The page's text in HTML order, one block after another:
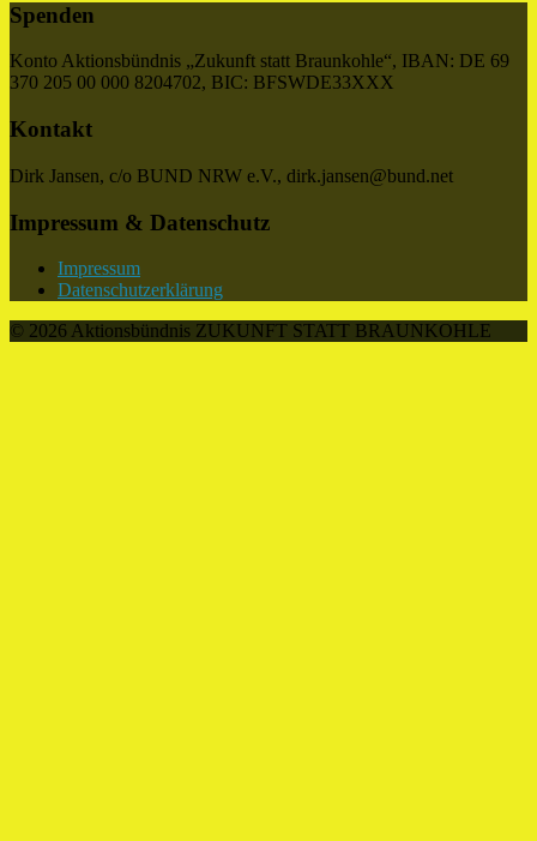
Spenden
Konto Aktionsbündnis „Zukunft statt Braunkohle“, IBAN: DE 69
370 205 00 000 8204702, BIC: BFSWDE33XXX
Kontakt
Dirk Jansen, c/o BUND NRW e.V., dirk.jansen@bund.net
Impressum & Datenschutz
Impressum
Datenschutzerklärung
© 2026 Aktionsbündnis ZUKUNFT STATT BRAUNKOHLE